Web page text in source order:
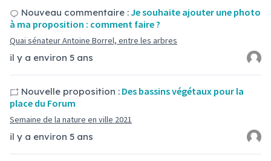
il y a environ 5 ans
Nouveau commentaire :Je souhaite ajouter une photo
à ma proposition : comment faire ?
Quai sénateur Antoine Borrel, entre les arbres
il y a environ 5 ans
Nouvelle proposition : Des bassins végétaux pour la
place du Forum
Semaine de la nature en ville 2021